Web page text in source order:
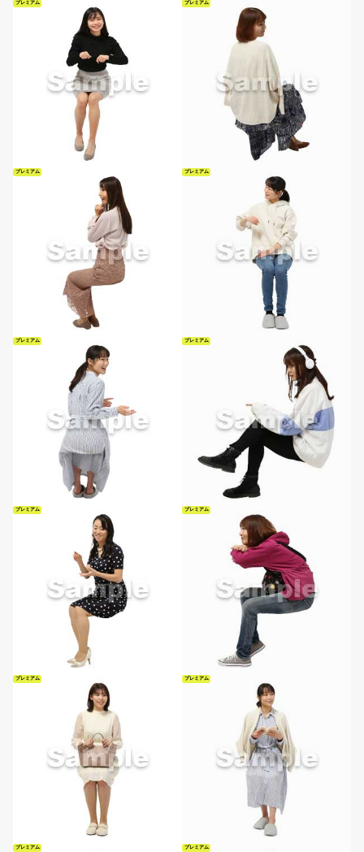
プレミアム プレミアム
プレミアム プレミアム
プレミアム プレミアム
プレミアム プレミアム
プレミアム プレミアム
プレミアム プレミアム